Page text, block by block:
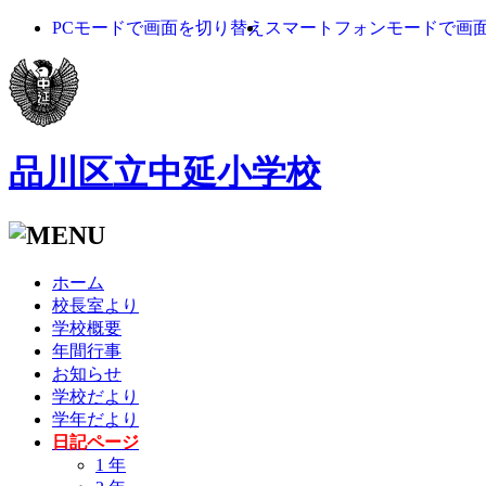
PCモードで画面を切り替え スマートフォンモードで画
品川区立中延小学校
ホーム
校長室より
学校概要
年間行事
お知らせ
学校だより
学年だより
日記ページ
1 年